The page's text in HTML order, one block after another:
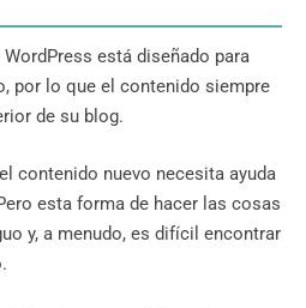
está diseñado para
por lo que el contenido siempre
de su blog.
contenido nuevo necesita ayuda
esta forma de hacer las cosas
y, a menudo, es difícil encontrar